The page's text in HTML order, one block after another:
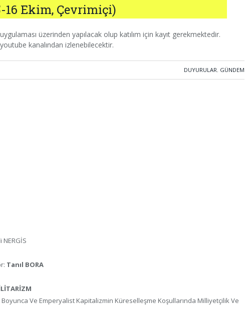
16 Ekim, Çevrimiçi)
üzerinden yapılacak olup katılım için kayıt gerekmektedir.
kanalından izlenebilecektir.
DUYURULAR, GÜNDEM
NERGİS
Tanıl BORA
Ve Emperyalist Kapitalizmin Küreselleşme Koşullarında Milliyetçilik Ve